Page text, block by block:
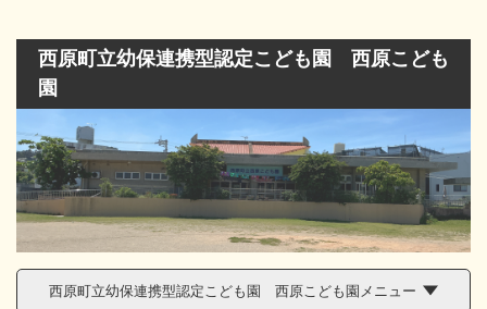
西原町立幼保連携型認定こども園 西原こども
園
西原町立幼保連携型認定こども園 西原こども園メニュー